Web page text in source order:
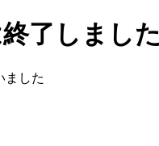
了しました
ました